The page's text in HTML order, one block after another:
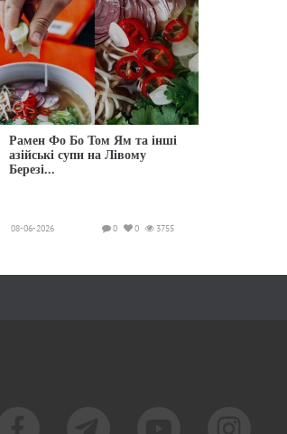
Рамен Фо Бо Том Ям та інші
азійські супи на Лівому
Березі...
08-06-2026 3755
0
0